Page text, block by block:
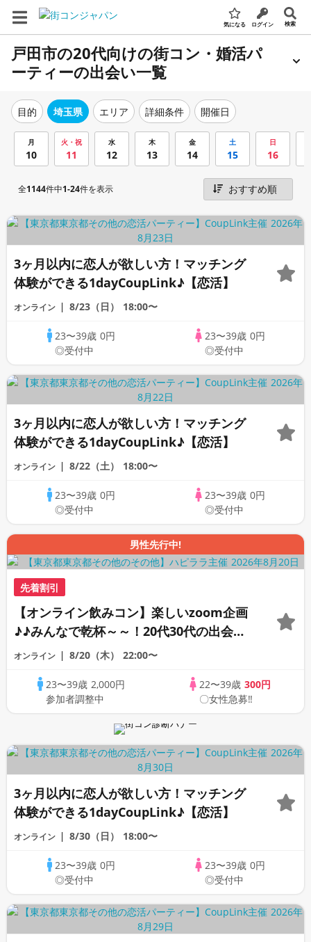
気になる ログイン 検索
戸田市の20代向けの街コン・婚活パ
ーティーの出会い一覧
目的 埼玉県 エリア 詳細条件 開催日
月
10
火・祝
11
水
12
木
13
金
14
土
15
日
16
全1144件中1-24件を表示
3ヶ月以内に恋人が欲しい方！マッチング
体験ができる1dayCoupLink♪【恋活】
オンライン 8/23（日） 18:00〜
23〜39歳0円
◎受付中
23〜39歳 0円
◎受付中
3ヶ月以内に恋人が欲しい方！マッチング
体験ができる1dayCoupLink♪【恋活】
オンライン 8/22（土） 18:00〜
23〜39歳0円
◎受付中
23〜39歳 0円
◎受付中
男性先行中!
先着割引
【オンライン飲みコン】楽しいzoom企画
♪♪みんなで乾杯～～！20代30代の出会い
応援♪♪リモートパーティー♪♪友達作りか
う♪☆全国の方が対象☆司会進行あり♪♪♪
オンライン 8/20（木） 22:00〜
23〜39歳 2,000円
参加者調整中
22〜39歳 300円
〇女性急募‼
3ヶ月以内に恋人が欲しい方！マッチング
体験ができる1dayCoupLink♪【恋活】
オンライン 8/30（日） 18:00〜
23〜39歳0円
◎受付中
23〜39歳 0円
◎受付中